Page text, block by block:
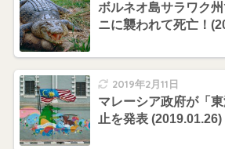
ボルネオ島サラワク
ニに襲われて死亡！
2019年2月11日
マレーシア政府が「
止を発表 (2019.01.26)